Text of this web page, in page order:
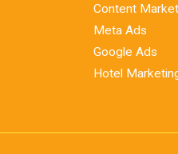
Content
Meta Ads
Google Ads
Hotel